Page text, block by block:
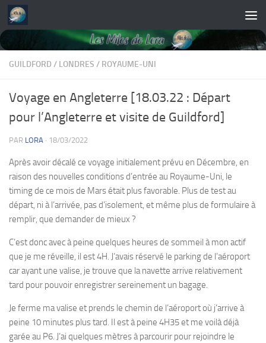
Skip to content
GUILDFORD / LONDRES / ROYAUME-UNI
Voyage en Angleterre [18.03.22 : Départ
pour l’Angleterre et visite de Guildford]
PAR LORA · 18/03/2022
Après avoir décalé ce voyage initialement prévu en Décembre, en
raison des nouvelles conditions d’entrée au Royaume-Uni, le
timing de ce mois de Mars était plus favorable. Plus de test au
départ, ni à l’arrivée, pas d’isolement, et même plus de formulaire à
remplir, que demander de mieux ?
C’est donc avec à peine quelques heures de sommeil à mon actif
que je me réveille, il est 4H. J’avais réservé le parking de l’aéroport
car ayant une valise, je trouve que la navette arrive relativement
tard pour pouvoir enregistrer sereinement un bagage.
Je ferme ma valise et prends le chemin de l’aéroport où j’arrive à
peine 10 minutes plus tard. Il est à peine 4H35 et me voilà déjà
garée au P6. J’ai quelques mètres à parcourir pour rejoindre le